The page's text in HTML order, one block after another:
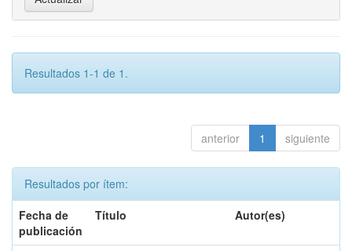
Resultados 1-1 de 1.
anterior 1 siguiente
Resultados por ítem:
Fecha de
publicación
Título Autor(es)